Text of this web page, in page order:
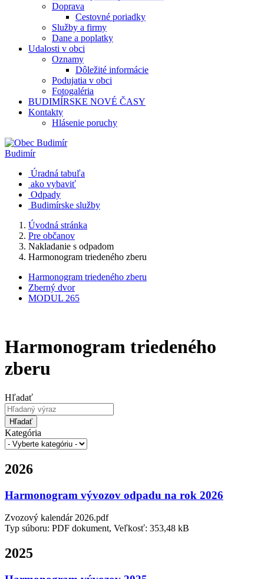
Doprava
Cestovné poriadky
Služby a firmy
Dane a poplatky
Udalosti v obci
Oznamy
Dôležité informácie
Podujatia v obci
Fotogaléria
BUDIMÍRSKE NOVÉ ČASY
Kontakty
Hlásenie poruchy
Budimír
Úradná tabuľa
ako vybaviť
Odpady
Budimírske služby
Úvodná stránka
Pre občanov
Nakladanie s odpadom
Harmonogram triedeného zberu
Harmonogram triedeného zberu
Zberný dvor
MODUL 265
Harmonogram triedeného
zberu
Hľadať
Hľadať
Kategória
2026
Harmonogram vývozov odpadu na rok 2026
Zvozový kalendár 2026.pdf
Typ súboru: PDF dokument, Veľkosť: 353,48 kB
2025